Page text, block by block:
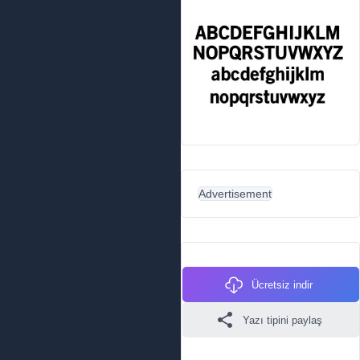
Advertisement
Ücretsiz indir
Yazı tipini paylaş